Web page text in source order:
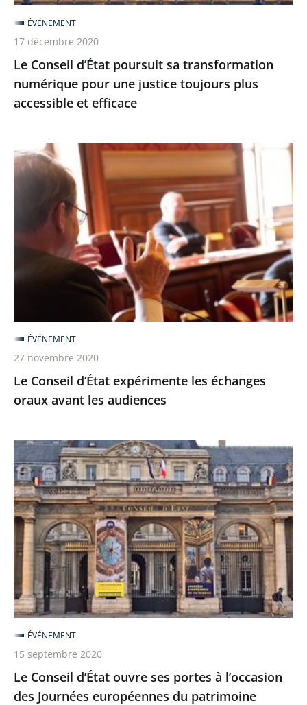
justice
toujours
plus
accessible
et
efficace
Le Conseil d’État poursuit sa transformation
numérique pour une justice toujours plus
accessible et efficace
ÉVÉNEMENT
17 décembre 2020
Le
Conseil
expérimente
échanges
avant
audiences
Le Conseil d’État expérimente les échanges
oraux avant les audiences
ÉVÉNEMENT
27 novembre 2020
Le
Conseil
d’État
ouvre
ses
portes
à
l’occasion
des
Journées
européennes
du
patrimoine
Le Conseil d’État ouvre ses portes à l’occasion
des Journées européennes du patrimoine
ÉVÉNEMENT
15 septembre 2020